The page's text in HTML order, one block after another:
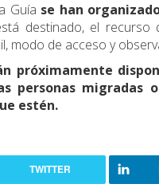
Guía se han
destinado, el recurso
modo de acceso y
próximamente
personas migradas
estén.
TWITTER